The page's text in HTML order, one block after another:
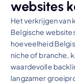
websites
Het verkrijgen van
Belgische
hoeveelheid
niche of branche,
waardevolle
langzamer